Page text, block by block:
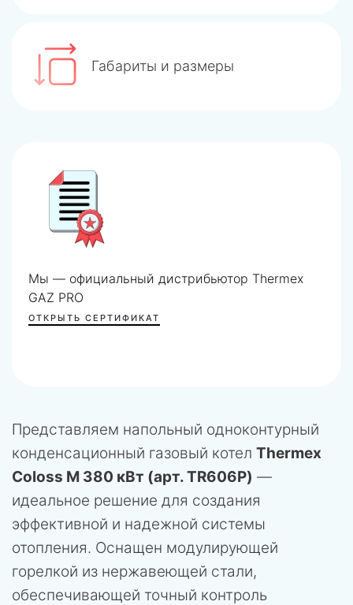
Габариты и размеры
Мы — официальный дистрибьютор Thermex
GAZ PRO
ОТКРЫТЬ СЕРТИФИКАТ
Представляем напольный одноконтурный
конденсационный газовый котел Thermex
Coloss M 380 кВт (арт. TR606P) —
идеальное решение для создания
эффективной и надежной системы
отопления. Оснащен модулирующей
горелкой из нержавеющей стали,
обеспечивающей точный контроль